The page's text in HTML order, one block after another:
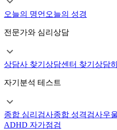
오늘의 명언 오늘의 성경
전문가와 심리상담
상담사 찾기 상담센터 찾기 상담
자기분석 테스트
종합 심리검사종합 성격검사우
ADHD 자가점검